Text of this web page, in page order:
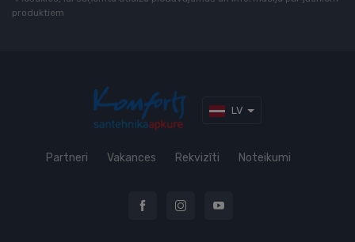
produktiem
LV
Partneri Vakances Rekvizīti Noteikumi